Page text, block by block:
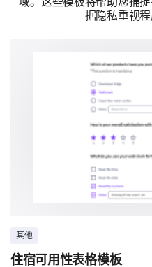
据隐私重视程
其他
住宿可用性表格模板